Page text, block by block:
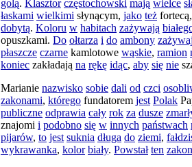
golą. Klasztor częstochowski mają wielce
łaskami wielkimi słynącym, jako też fortecą,
dobytą. Koloru w habitach zażywają
opuszkami. Do ołtarza i do ambony
płaszcze czarne kamlotowe wąskie, ramion
koniec zakładają na rękę idąc, aby się nie
Marianie nazwisko sobie dali od czci
zakonami, którego fundatorem jest Polak
publiczne odprawia cały rok za dusze
znajomi i podobno się w innych państwach
pijarów, to jest suknia długa do ziemi,
wykrawanka, kolor biały. Powstał ten zakon